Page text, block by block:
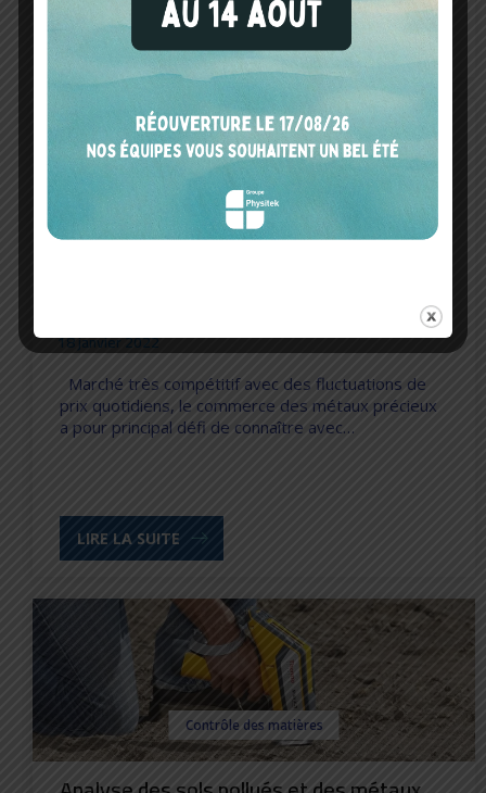
LIRE LA SUITE
Contrôle des matières
18 janvier 2022
Marché très compétitif avec des fluctuations de
prix quotidiens, le commerce des métaux précieux
a pour principal défi de connaître avec…
LIRE LA SUITE
Contrôle des matières